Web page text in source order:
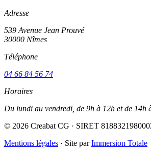
Adresse
539 Avenue Jean Prouvé
30000 Nîmes
Téléphone
04 66 84 56 74
Horaires
Du lundi au vendredi, de 9h à 12h et de 14h
© 2026 Creabat CG · SIRET
Mentions légales · Site parImmersion Totale